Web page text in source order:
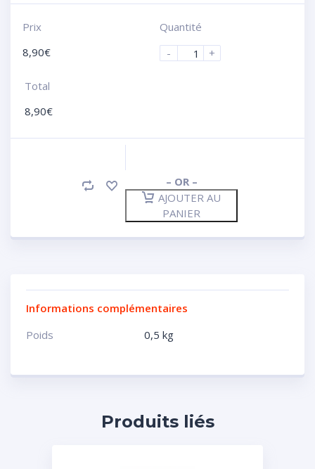
Prix
8,90€
Quantité
-
+
Total
8,90€
– OR –
AJOUTER AU
PANIER
Informations complémentaires
Poids
0,5 kg
Produits liés